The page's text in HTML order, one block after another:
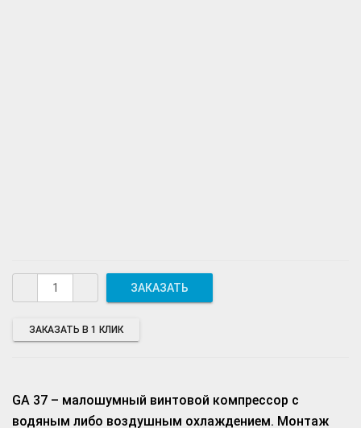
ЗАКАЗАТЬ В 1 КЛИК
GA 37 – малошумный винтовой компрессор с
водяным либо воздушным охлаждением. Монтаж